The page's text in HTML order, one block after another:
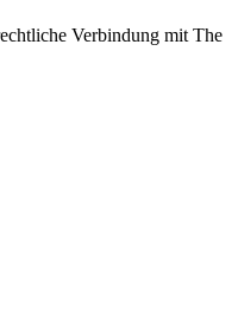
Verbindung mit The